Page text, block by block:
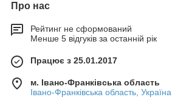
Про нас
Рейтинг не сформований
Менше 5 відгуків за останній рік
Працює з 25.01.2017
м. Івано-Франківська область
Івано-Франківська область, Україна